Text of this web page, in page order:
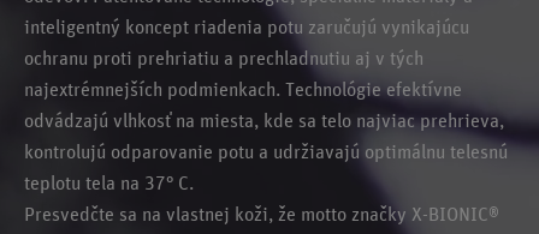
inteligentný koncept riadenia potu zaručujú vynikajúcu
ochranu proti prehriatiu a prechladnutiu aj v tých
najextrémnejších podmienkach. Technológie efektívne
odvádzajú vlhkosť na miesta, kde sa telo najviac prehrieva,
kontrolujú odparovanie potu a udržiavajú optimálnu telesnú
teplotu tela na 37° C.
Presvedčte sa na vlastnej koži, že motto značky X-BIONIC®